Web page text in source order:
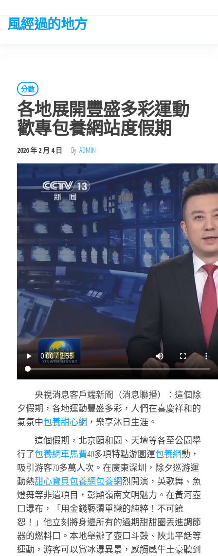
the
風經過的地方
分數
各地展開豐盛多彩運動
歡專包養網站度假期
2026 年 2 月 4 日 By ADMIN
央視消息客戶端新聞（消息聯播）：這個除
夕假期，各地運動豐盛多彩，人們在喜慶祥和的
氣氛中包養甜心網 ，樂享沐日生涯。
這個假期，北京頤和園、天壇等各至公園舉
行了包養網車馬費40多項特點游園運包養網動，
吸引游客70多萬人次。在廣東深圳，除夕巡游運
動熱甜心寶貝包養網包養網烈開演，英歌舞、魚
燈舞等非遺項目，彰顯嶺南文明魅力。在黃河壺
口瀑布，「用金錢褻瀆單戀的純粹！不可饒
恕！」他立刻將身邊所有的過期甜甜圈丟進調節
器的燃料口。本地舉辦了壺口斗鼓、陜北平話等
運動，游客可以賞冰瀑異景，感觸感牛土豪聽到